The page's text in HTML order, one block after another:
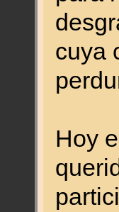
cuya
Hoy